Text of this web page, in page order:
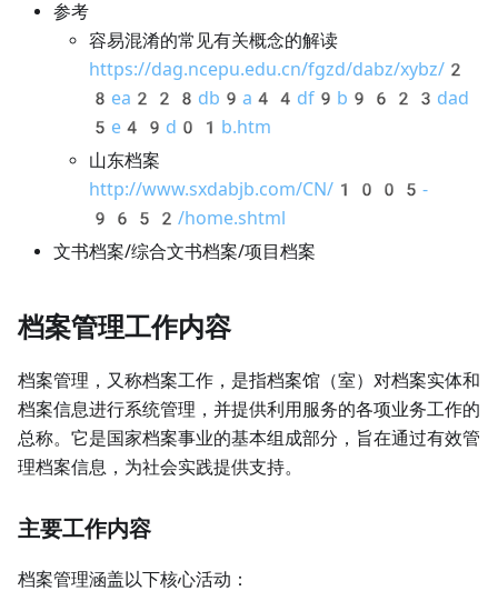
参考
容易混淆的常见有关概念的解读
https://dag.ncepu.edu.cn/fgzd/dabz/xybz/2
8ea228db9a44df9b9623dad
5e49d01b.htm
山东档案
http://www.sxdabjb.com/CN/1005-
9652/home.shtml
文书档案/综合文书档案/项目档案
档案管理工作内容
档案管理，又称档案工作，是指档案馆（室）对档案实体和
档案信息进行系统管理，并提供利用服务的各项业务工作的
总称。它是国家档案事业的基本组成部分，旨在通过有效管
理档案信息，为社会实践提供支持。
主要工作内容
档案管理涵盖以下核心活动：